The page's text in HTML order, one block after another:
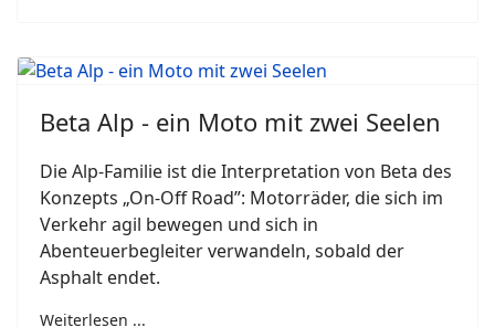
Beta Alp - ein Moto mit zwei Seelen
Die Alp-Familie ist die Interpretation von Beta des
Konzepts „On-Off Road”: Motorräder, die sich im
Verkehr agil bewegen und sich in
Abenteuerbegleiter verwandeln, sobald der
Asphalt endet.
Weiterlesen ...